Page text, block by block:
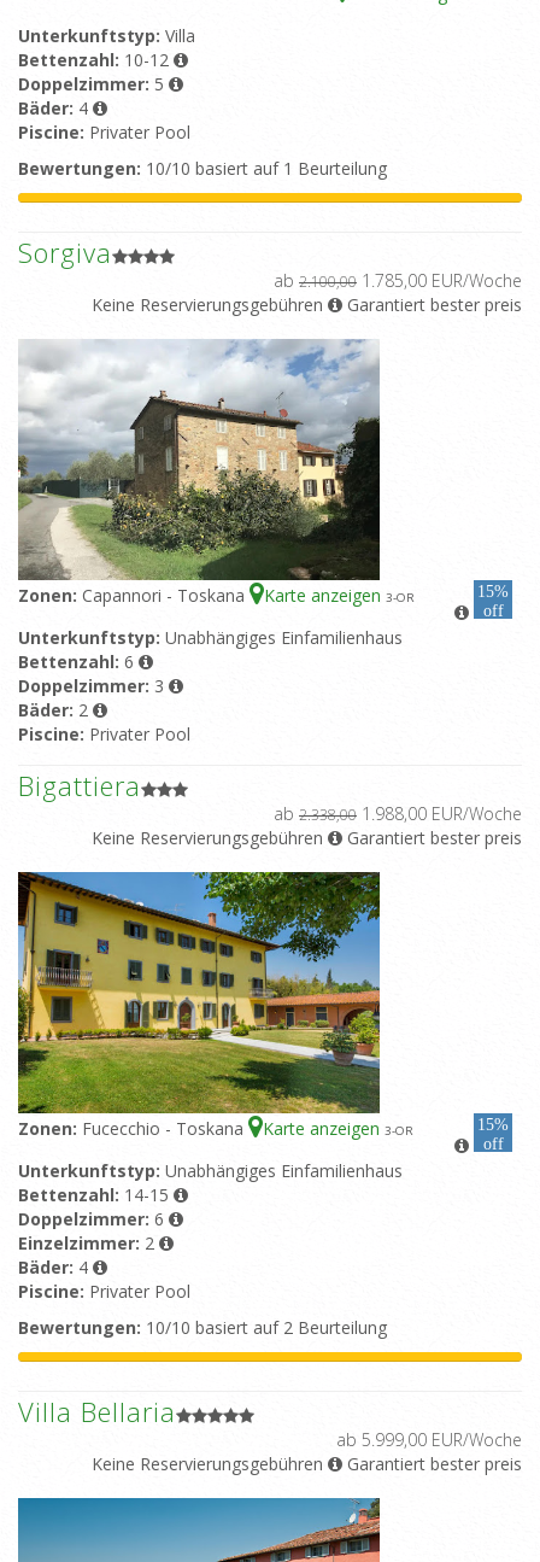
Unterkunftstyp: Villa
Bettenzahl: 10-12
Doppelzimmer: 5
Bäder: 4
Piscine: Privater Pool
Bewertungen: 10/10 basiert auf 1 Beurteilung
Sorgiva
ab 2.100,00 1.785,00 EUR/Woche
Keine Reservierungsgebühren
Garantiert bester preis
Zonen: Capannori - Toskana Karte anzeigen 3-OR
15%
off
Unterkunftstyp: Unabhängiges Einfamilienhaus
Bettenzahl: 6
Doppelzimmer: 3
Bäder: 2
Piscine: Privater Pool
Bigattiera
ab 2.338,00 1.988,00 EUR/Woche
Keine Reservierungsgebühren
Garantiert bester preis
Zonen: Fucecchio - Toskana Karte anzeigen 3-OR
15%
off
Unterkunftstyp: Unabhängiges Einfamilienhaus
Bettenzahl: 14-15
Doppelzimmer: 6
Einzelzimmer: 2
Bäder: 4
Piscine: Privater Pool
Bewertungen: 10/10 basiert auf 2 Beurteilung
Villa Bellaria
ab 5.999,00 EUR/Woche
Keine Reservierungsgebühren
Garantiert bester preis